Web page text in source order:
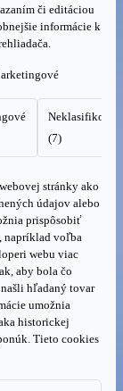
či editáciou
informácie k
(7)
stránky ako
údajov alebo
prispôsobiť
napríklad voľba
webu viac
aby bola čo
hľadaný tovar
umožnia
historickej
Tieto cookies